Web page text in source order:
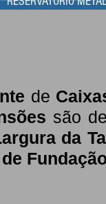
de
são
da